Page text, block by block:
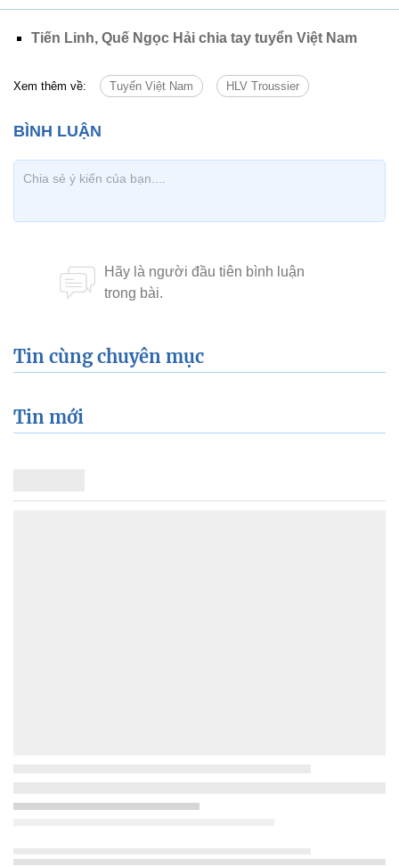
Tiến Linh, Quế Ngọc Hải chia tay tuyển Việt Nam
Xem thêm về: Tuyển Việt Nam HLV Troussier
Tin cùng chuyên mục
Tin mới